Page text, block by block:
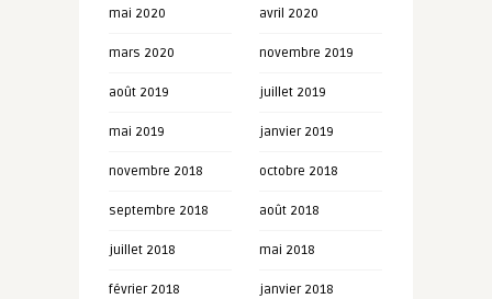
mai 2020 avril 2020
mars 2020 novembre 2019
août 2019 juillet 2019
mai 2019 janvier 2019
novembre 2018 octobre 2018
septembre 2018 août 2018
juillet 2018 mai 2018
février 2018 janvier 2018